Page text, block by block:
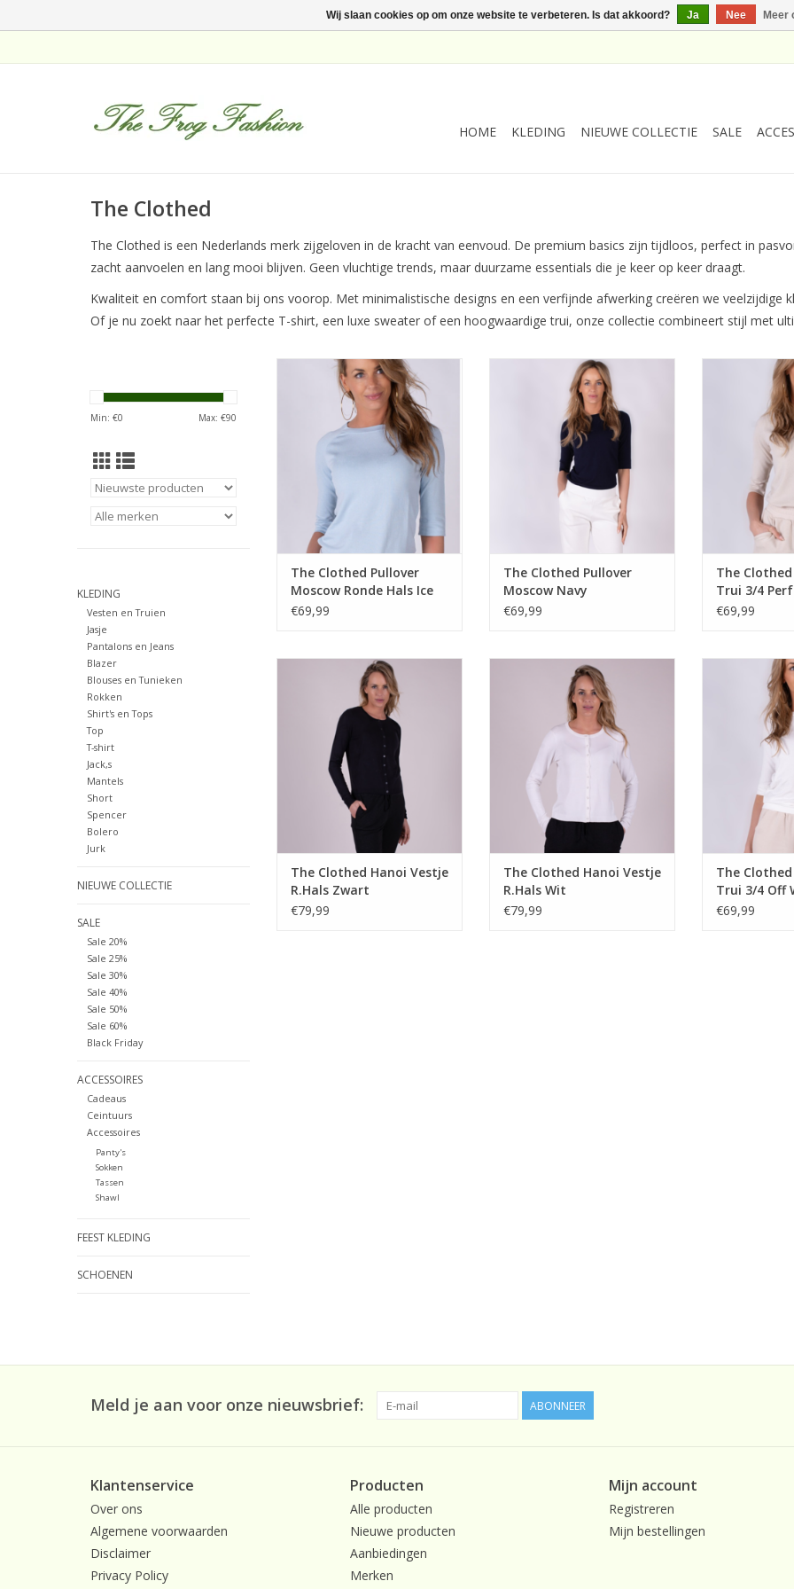
HOME KLEDING NIEUWE COLLECTIE SALE
The Clothed
The Clothed is een Nederlands merk zijgeloven in de kracht van eenvoud. De premium basics zijn tijdloos, perfect in
zacht aanvoelen en lang mooi blijven. Geen vluchtige trends, maar duurzame essentials die je keer op keer draagt.
Kwaliteit en comfort staan bij ons voorop. Met minimalistische designs en een verfijnde afwerking creëren we veelzijdige
Of je nu zoekt naar het perfecte T-shirt, een luxe sweater of een hoogwaardige trui, onze collectie combineert stijl met
Min: €0 Max: €90
KLEDING
Vesten en Truien
Jasje
Pantalons en Jeans
Blazer
Blouses en Tunieken
Rokken
Shirt's en Tops
Top
T-shirt
Jack,s
Mantels
Short
Spencer
Bolero
Jurk
NIEUWE COLLECTIE
SALE
Sale 20%
Sale 25%
Sale 30%
Sale 40%
Sale 50%
Sale 60%
Black Friday
ACCESSOIRES
Cadeaus
Ceintuurs
Accessoires
Panty's
Sokken
Tassen
Shawl
FEEST KLEDING
SCHOENEN
The Clothed Pullover Moscow
Ronde Hals Ice Water
TOEVOEGEN AAN WINKELWAGEN
The Clothed Pullover
Moscow Ronde Hals Ice
Water
€69,99
The Clothed Pullover Moscow
Navy
TOEVOEGEN AAN WINKELWAGEN
The Clothed Pullover
Moscow Navy
€69,99
The Clothed
TOEVOEGEN
The
Trui 3/4
€69,99
The Clothed Hanoi Vestje R.Hals
Zwart
TOEVOEGEN AAN WINKELWAGEN
The Clothed Hanoi Vestje
R.Hals Zwart
€79,99
The Clothed Hanoi Vestje R.Hals
Wit
TOEVOEGEN AAN WINKELWAGEN
The Clothed Hanoi Vestje
R.Hals Wit
€79,99
The Clothed
TOEVOEGEN
The
Trui 3/4 Off
€69,99
Meld je aan voor onze nieuwsbrief: ABONNEER
Klantenservice
Over ons
Algemene voorwaarden
Disclaimer
Privacy Policy
Producten
Alle producten
Nieuwe producten
Aanbiedingen
Merken
Mijn account
Registreren
Mijn bestellingen
Wij slaan cookies op om onze website te verbeteren. Is dat akkoord? Ja Nee Meer